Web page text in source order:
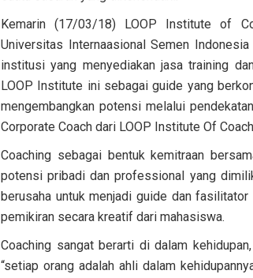
Kemarin (17/03/18) LOOP Institute of
Universitas Internaasional Semen
institusi yang menyediakan jasa training
LOOP Institute ini sebagai guide yang
mengembangkan potensi melalui
Corporate Coach dari LOOP Institute Of
Coaching sebagai bentuk kemitraan
potensi pribadi dan professional yang
berusaha untuk menjadi guide dan
pemikiran secara kreatif dari mahasiswa.
Coaching sangat berarti di dalam
“setiap orang adalah ahli dalam